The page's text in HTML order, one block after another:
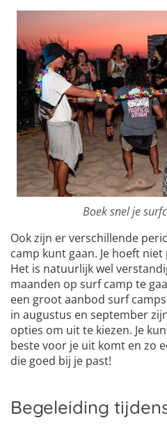
Boek snel je
Ook zijn er verschillende
camp kunt gaan. Je hoeft
Het is natuurlijk wel
maanden op surf camp te
een groot aanbod surf
in augustus en september
opties om uit te kiezen. Je
beste voor je uit komt en zo
die goed bij je past!
Begeleiding